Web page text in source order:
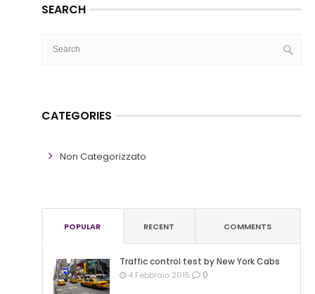
SEARCH
CATEGORIES
Non Categorizzato
POPULAR RECENT COMMENTS
Traffic control test by New York Cabs
4 Febbraio 2015 0